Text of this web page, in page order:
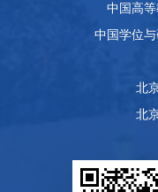
中国高
中国学位
北
北